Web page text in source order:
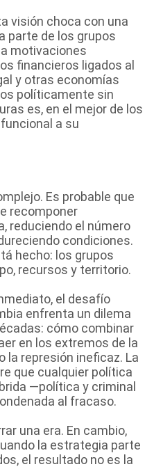
visión choca con una
parte de los grupos
motivaciones
financieros ligados al
y otras economías
políticamente sin
es, en el mejor de los
a su
Es probable que
recomponer
reduciendo el número
condiciones.
hecho: los grupos
recursos y territorio.
el desafío
enfrenta un dilema
cómo combinar
en los extremos de la
la represión ineficaz. La
que cualquier política
—política y criminal
al fracaso.
una era. En cambio,
la estrategia parte
el resultado no es la